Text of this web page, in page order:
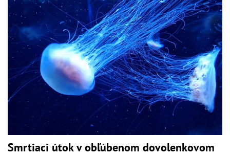
Smrtiaci útok v obľúbenom dovolenkovom